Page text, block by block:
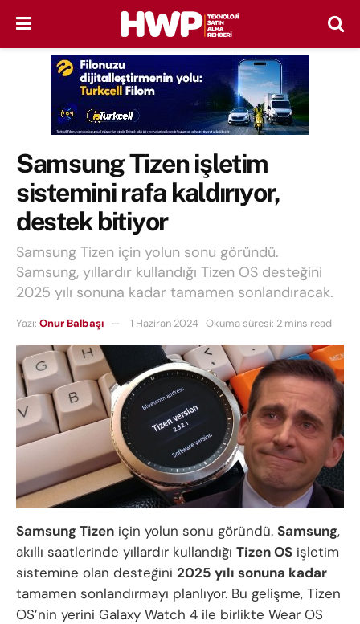
Samsung Tizen işletim
sistemini rafa kaldırıyor,
destek bitiyor
Samsung Tizen için yolun sonu göründü.
Samsung, yıllardır kullandığı Tizen OS desteğini
2025 yılı sonuna kadar tamamen sonlandıracak.
Yazı: Onur Balbaşı 1 Haziran 2024 Okuma süresi: 2 mins read
Samsung Tizen için yolun sonu göründü. Samsung,
akıllı saatlerinde yıllardır kullandığı Tizen OS işletim
sistemine olan desteğini 2025 yılı sonuna kadar
tamamen sonlandırmayı planlıyor. Bu gelişme, Tizen
OS’nin yerini Galaxy Watch 4 ile birlikte Wear OS